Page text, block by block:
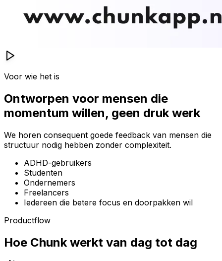
Voor wie het is
Ontworpen voor mensen die
momentum willen, geen druk werk
We horen consequent goede feedback van mensen die
structuur nodig hebben zonder complexiteit.
ADHD-gebruikers
Studenten
Ondernemers
Freelancers
Iedereen die betere focus en doorpakken wil
Productflow
Hoe Chunk werkt van dag tot dag